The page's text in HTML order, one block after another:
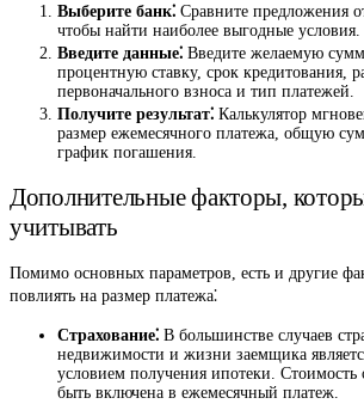
Выберите банк⁚ Сравните предложения
чтобы найти наиболее выгодные условия.
Введите данные⁚ Введите желаемую
процентную ставку, срок кредитования,
первоначального взноса и тип платежей.
Получите результат⁚ Калькулятор
размер ежемесячного платежа, общую
график погашения.
Дополнительные факторы,
учитывать
Помимо основных параметров, есть и другие
повлиять на размер платежа⁚
Страхование⁚ В большинстве случаев
недвижимости и жизни заемщика
условием получения ипотеки. Стоимость
быть включена в ежемесячный платеж.